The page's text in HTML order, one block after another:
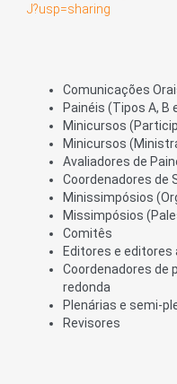
J?usp=sharing
Comunicações
Painéis (Tipos A, B
Minicursos
Minicursos
Avaliadores de
Coordenadores de
Minissimpósios
Missimpósios
Comitês
Editores e editores
Coordenadores de
redonda
Plenárias e semi-
Revisores